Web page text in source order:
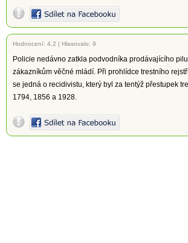
Hodnocení: 4.2 | Hlasovalo: 9
Policie nedávno zatkla podvodníka prodávajícího
zákazníkům věčné mládí. Při prohlídce trestního
se jedná o recidivistu, který byl za tentýž přestupek
1794, 1856 a 1928.